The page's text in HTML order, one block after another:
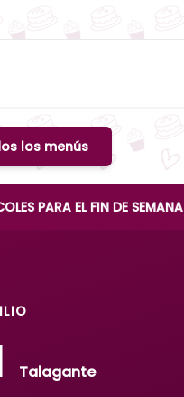
los menús
EL FIN DE SEMANA
Talagante